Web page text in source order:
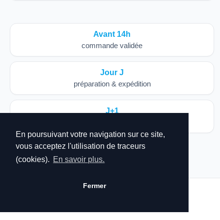
En poursuivant votre navigation sur ce site,
vous acceptez l'utilisation de traceurs
(cookies). En savoir plus.
Fermer
Avant 14h
commande validée
Jour J
préparation & expédition
J+1